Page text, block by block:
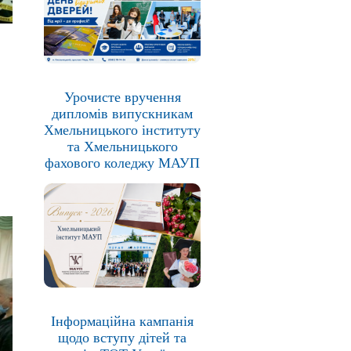
Урочисте вручення
дипломів випускникам
Хмельницького інституту
та Хмельницького
фахового коледжу МАУП
Інформаційна кампанія
щодо вступу дітей та